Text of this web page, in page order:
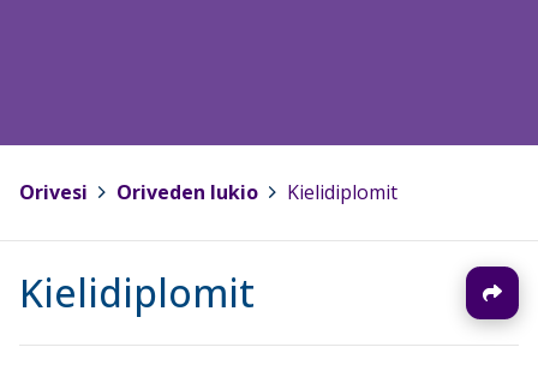
Orivesi Oriveden lukio Kielidiplomit
Kielidiplomit